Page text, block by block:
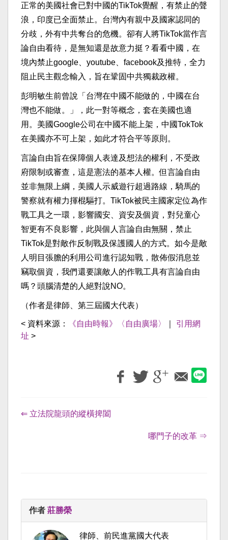
正常的美國社會已對中國的TikTok覺醒，有禁止的聲
浪，印度已全面禁止。台灣內有親中及國家認同的
分歧，外有中共奪台的危機。卻有人將TikTok當作言
論自由看待，是無知還是故意力挺？看看中國，在
境內禁止google、youtube、facebook及推特，全力
阻止民主觀念輸入，旨在鞏固中共獨裁政權。
彭明敏生前曾說「台灣在中國不能做的，中國在台
灣也不能做。」，此一對等概念，套在美國也適
用。美國Google公司在中國不能上架，中國TokTok
在美國亦不可上架，如此才符合平等原則。
言論自由旨在保障個人表達及想法的權利，不受政
府限制或審查，這是憲法的基本人權。但言論自由
並非無限上綱，美國人示威遊行超過路線，騎馬的
警察就有權力揮棍驅打。TikTok被民主國家定位為作
戰工具之一環，影響國安、資安及個資，對兒童心
智更有不良影響，此與個人言論自由無關，禁止
TikTok是對敵作反制戰及保護國人的方式。如今是敵
人明目張膽的利用公司進行認知戰，散佈假消息並
竊取個資，我們還要讓敵人的作戰工具有言論自由
嗎？頭腦清楚的人絕對說NO。
（作者是律師、第三屆國大代表）
< 資料來源： 《自由時報》〈自由廣場〉
引用網
址 >
⇐ 立法院龍頭的縱橫捭闔
哪門子的改革 ⇒
作者 莊勝榮
律師、前民進黨國大代表